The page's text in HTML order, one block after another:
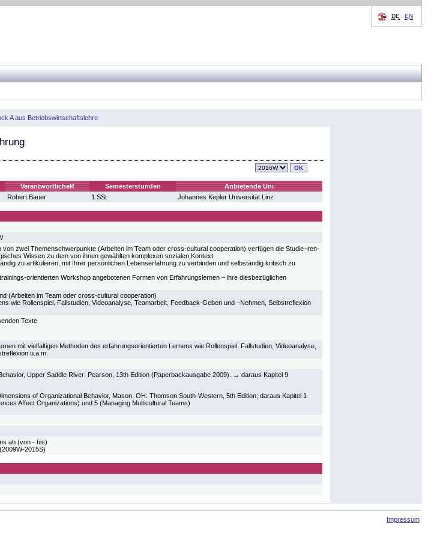
DE EN
A aus Betriebswirtschaftslehre
VerantwortlicheR Semesterstunden
Anbietende Uni
Robert Bauer 1 SSt Johannes Kepler Universität Linz
zwei Themenschwerpunkte (Arbeiten im Team oder cross-cultural cooperation) verfügen die Studie¬ren-
Wissen zu dem von ihnen gewählten komplexen sozialen Kontext.
zu artikulieren, mit Ihrer persönlichen Lebenserfahrung zu verbinden und selbständig kritisch zu
orientierten Workshop angebotenen Formen von Erfahrungslernen – ihre diesbezüglichen
(Arbeiten im Team oder cross-cultural cooperation)
wie Rollenspiel, Fallstudien, Videoanalyse, Teamarbeit, Feedback-Geben und –Nehmen, Selbstreflexion
Texte
mit vielfaltigen Methoden des erfahrungsorientierten Lernens wie Rollenspiel, Fallstudien, Videoanalyse,
u.a.m.
Upper Saddle River: Pearson, 13th Edition (Paperbackausgabe 2009). → daraus Kapitel 9
of Organizational Behavior, Mason, OH: Thomson South-Western, 5th Edition; daraus Kapitel 1
Affect Organizations) und 5 (Managing Multicultural Teams)
ab (von - bis)
2015S)
Impressum